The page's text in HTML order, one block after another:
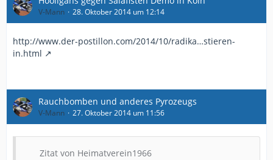
V-Mann 28. Oktober 2014 um 12:14
http://www.der-postillon.com/2014/10/radika…stieren-
in.html
Rauchbomben und anderes Pyrozeugs
V-Mann 27. Oktober 2014 um 11:56
Zitat von Heimatverein1966